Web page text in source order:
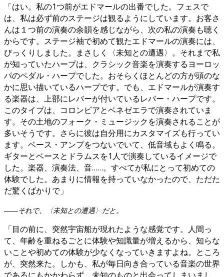
「はい。私の1つ前がエドマールの出番でした。フェスで
は、私は必ず前のステージは観るようにしています。お客さ
んは１つ前の演奏の余韻を感じながら、次の私の演奏も聴く
からです。ステージ袖で初めて観たエドマールの演奏には、
びっくりしました。まさしく〈未知との遭遇〉。それまで私
が知っていたハープは、クラシック音楽を演奏するヨーロッ
パのペダル・ハープでした。おそらくほとんどの方が頭のな
かに思い描いているハープです。でも、エドマールが演奏す
る楽器は、上部にレバーが付いているレバー・ハープです。
このタイプは、コロンビアとベネゼエラで演奏されていま
す。その土地のフォーク・ミュージックを演奏されることが
多いそうです。さらに彼は自分用にカスタマイズも行ってい
ます。ベース・アンプをつないでいて、低音域もよく鳴る。
ギターとベースとドラムスを1人で演奏しているイメージで
した。楽器、演奏法、音……。すべてが私にとって初めての
体験でした。あまりに情報を持っていなかったので、ただた
だ驚くばかりで」
――それで、〈未知との遭遇〉だと。
「目の前に、突然宇宙船が現れたような感覚です。人間っ
て、年齢を重ねるごとに体験や知識量が増えるから、知らな
いことや初めての体験が少なくなっていきますよね。ところ
が、突然来た。しかも、私が毎日向き合っている音楽の世界